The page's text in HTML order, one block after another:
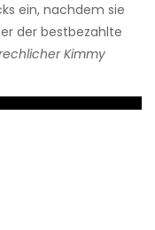
ein, nachdem sie
der bestbezahlte
Kimmy